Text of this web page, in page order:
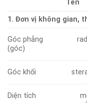
Tên
1. Đơn vị không gian,
Góc phẳng
(góc)
Góc khối
Diện tích